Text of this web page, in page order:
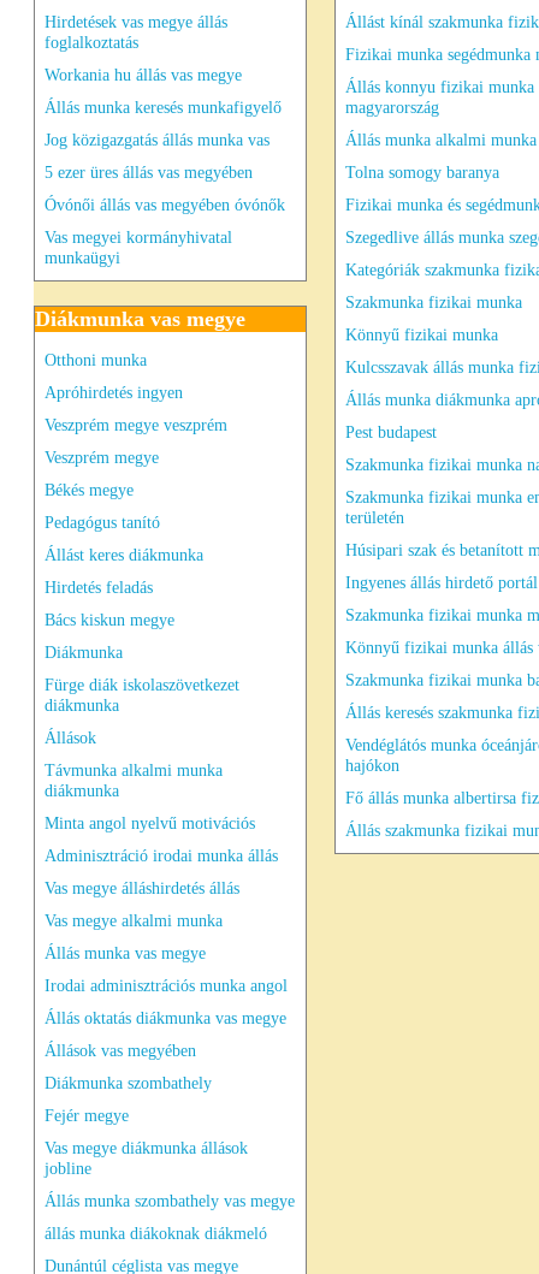
Hirdetések vas megye állás
foglalkoztatás
Workania hu állás vas megye
Állás munka keresés munkafigyelő
Jog közigazgatás állás munka vas
5 ezer üres állás vas megyében
Óvónői állás vas megyében óvónők
Vas megyei kormányhivatal
munkaügyi
Diákmunka vas megye
Otthoni munka
Apróhirdetés ingyen
Veszprém megye veszprém
Veszprém megye
Békés megye
Pedagógus tanító
Állást keres diákmunka
Hirdetés feladás
Bács kiskun megye
Diákmunka
Fürge diák iskolaszövetkezet
diákmunka
Állások
Távmunka alkalmi munka
diákmunka
Minta angol nyelvű motivációs
Adminisztráció irodai munka állás
Vas megye álláshirdetés állás
Vas megye alkalmi munka
Állás munka vas megye
Irodai adminisztrációs munka angol
Állás oktatás diákmunka vas megye
Állások vas megyében
Diákmunka szombathely
Fejér megye
Vas megye diákmunka állások
jobline
Állás munka szombathely vas megye
állás munka diákoknak diákmeló
Dunántúl céglista vas megye
Állást kínál szakmunka
Fizikai munka segédmunka
Állás konnyu fizikai munka
magyarország
Állás munka alkalmi munka
Tolna somogy baranya
Fizikai munka és
Szegedlive állás munka
Kategóriák szakmunka
Szakmunka fizikai munka
Könnyű fizikai munka
Kulcsszavak állás munka
Állás munka diákmunka
Pest budapest
Szakmunka fizikai munka
Szakmunka fizikai munka
területén
Húsipari szak és betanított
Ingyenes állás hirdető portál
Szakmunka fizikai munka
Könnyű fizikai munka állás
Szakmunka fizikai munka
Állás keresés szakmunka
Vendéglátós munka
hajókon
Fő állás munka albertirsa
Állás szakmunka fizikai